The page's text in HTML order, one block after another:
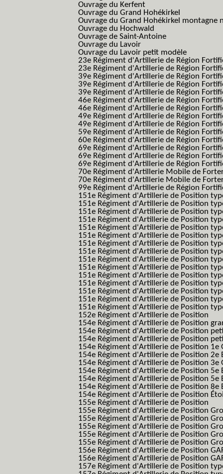
Ouvrage du Kerfent
Ouvrage du Grand Hohékirkel
Ouvrage du Grand Hohékirkel montagne
Ouvrage du Hochwald
Ouvrage de Saint-Antoine
Ouvrage du Lavoir
Ouvrage du Lavoir petit modèle
23e Régiment d'Artillerie de Région
23e Régiment d'Artillerie de Région
39e Régiment d'Artillerie de Région
39e Régiment d'Artillerie de Région
39e Régiment d'Artillerie de Région
46e Régiment d'Artillerie de Région
46e Régiment d'Artillerie de Région
49e Régiment d'Artillerie de Région
49e Régiment d'Artillerie de Région
59e Régiment d'Artillerie de Région
60e Régiment d'Artillerie de Région
69e Régiment d'Artillerie de Région
69e Régiment d'Artillerie de Région
69e Régiment d'Artillerie de Région
70e Régiment d'Artillerie Mobile de
70e Régiment d'Artillerie Mobile de
99e Régiment d'Artillerie de Région
151e Régiment d'Artillerie de Position
151e Régiment d'Artillerie de Position
151e Régiment d'Artillerie de Position
151e Régiment d'Artillerie de Position
151e Régiment d'Artillerie de Position
151e Régiment d'Artillerie de Position
151e Régiment d'Artillerie de Position
151e Régiment d'Artillerie de Position
151e Régiment d'Artillerie de Position
151e Régiment d'Artillerie de Position
151e Régiment d'Artillerie de Position
151e Régiment d'Artillerie de Position
151e Régiment d'Artillerie de Position
151e Régiment d'Artillerie de Position
151e Régiment d'Artillerie de Position
152e Régiment d'Artillerie de Position
154e Régiment d'Artillerie de Position
154e Régiment d'Artillerie de Position
154e Régiment d'Artillerie de Position
154e Régiment d'Artillerie de Position 1e
154e Régiment d'Artillerie de Position 2e
154e Régiment d'Artillerie de Position 3e
154e Régiment d'Artillerie de Position 5e
154e Régiment d'Artillerie de Position 5e
154e Régiment d'Artillerie de Position 8e
154e Régiment d'Artillerie de Position
155e Régiment d'Artillerie de Position
155e Régiment d'Artillerie de Position
155e Régiment d'Artillerie de Position
155e Régiment d'Artillerie de Position
155e Régiment d'Artillerie de Position
155e Régiment d'Artillerie de Position
156e Régiment d'Artillerie de Position
156e Régiment d'Artillerie de Position
157e Régiment d'Artillerie de Position